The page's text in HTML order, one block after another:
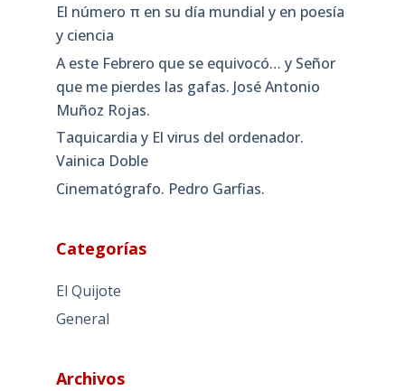
El número π en su día mundial y en poesía
y ciencia
A este Febrero que se equivocó… y Señor
que me pierdes las gafas. José Antonio
Muñoz Rojas.
Taquicardia y El virus del ordenador.
Vainica Doble
Cinematógrafo. Pedro Garfias.
Categorías
El Quijote
General
Archivos